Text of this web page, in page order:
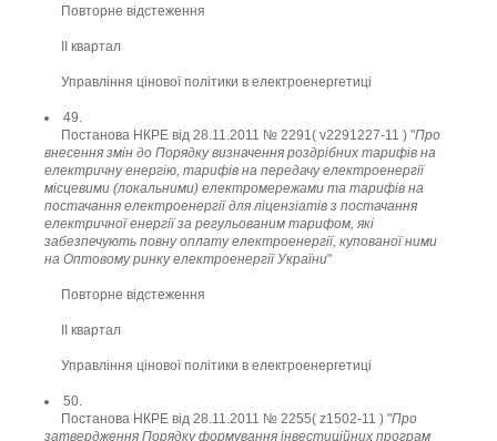
Повторне відстеження
ІI квартал
Управління цінової політики в електроенергетиці
49.
Постанова НКРЕ від 28.11.2011 № 2291( v2291227-11 ) "Про
внесення змін до Порядку визначення роздрібних тарифів на
електричну енергію, тарифів на передачу електроенергії
місцевими (локальними) електромережами та тарифів на
постачання електроенергії для ліцензіатів з постачання
електричної енергії за регульованим тарифом, які
забезпечують повну оплату електроенергії, купованої ними
на Оптовому ринку електроенергії України"
Повторне відстеження
ІI квартал
Управління цінової політики в електроенергетиці
50.
Постанова НКРЕ від 28.11.2011 № 2255( z1502-11 ) "Про
затвердження Порядку формування інвестиційних програм